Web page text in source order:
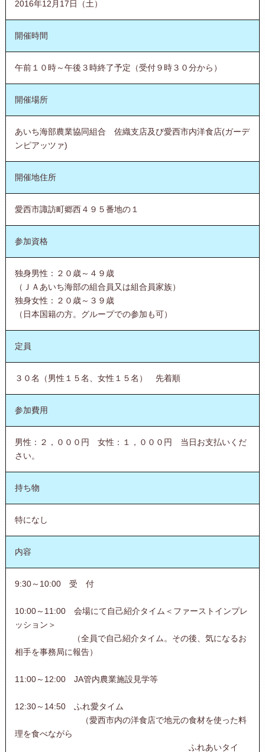
2016年12月17日（土）
開催時間
午前１０時～午後３時終了予定（受付９時３０分から）
開催場所
あいち海部農業協同組合 佐織支店及び愛西市内洋食店(ガーデ
ンピアッツァ)
開催地住所
愛西市諏訪町郷西４９５番地の１
参加資格
独身男性：２０歳～４９歳
（ＪＡあいち海部の組合員又は組合員家族）
独身女性：２０歳～３９歳
（日本国籍の方。グループでの参加も可）
定員
３０名（男性１５名、女性１５名） 先着順
参加費用
男性：２，０００円 女性：１，０００円 当日お支払いくだ
さい。
持ち物
特になし
内容
9:30～10:00 受 付
10:00～11:00 会場にて自己紹介タイム＜ファーストインプレ
ッション＞
（全員で自己紹介タイム。その後、気になるお
相手を事務局に報告）
11:00～12:00 JA管内農業施設見学等
12:30～14:50 ふれ愛タイム
（愛西市内の洋食店で地元の食材を使った料
理を食べながら
ふれあいタイ